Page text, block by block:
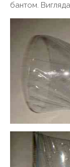
бантом.